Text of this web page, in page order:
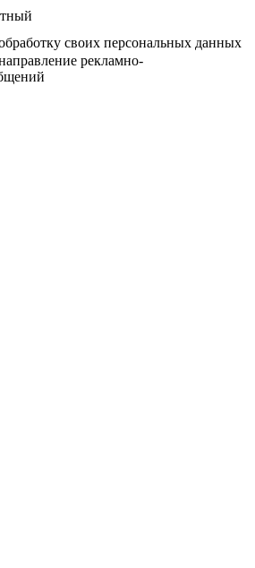
своих персональных данных
рекламно-